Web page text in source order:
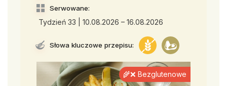
Serwowane:
Tydzień 33 | 10.08.2026 – 16.08.2026
Słowa kluczowe przepisu:
🌾❌ Bezglutenowe